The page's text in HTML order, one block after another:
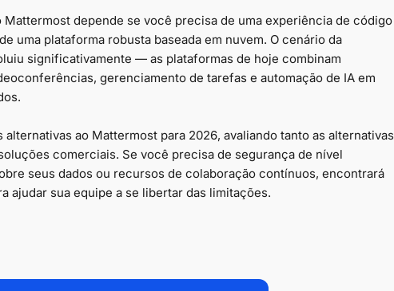
Mattermost depende se você precisa de uma experiência de código
uma plataforma robusta baseada em nuvem. O cenário da
significativamente — as plataformas de hoje combinam
gerenciamento de tarefas e automação de IA em
ao Mattermost para 2026, avaliando tanto as alternativas
comerciais. Se você precisa de segurança de nível
seus dados ou recursos de colaboração contínuos, encontrará
ajudar sua equipe a se libertar das limitações.